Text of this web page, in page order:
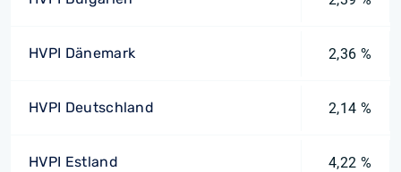
HVPI Dänemark 2,36 %
HVPI Deutschland 2,14 %
HVPI Estland 4,22 %